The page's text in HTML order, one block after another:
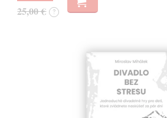
25,00 € ?